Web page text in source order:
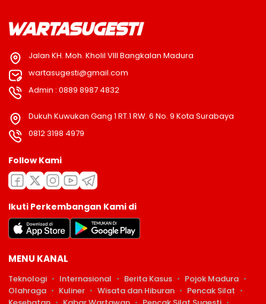
Jalan KH. Moh. Kholil VIII Bangkalan Madura
wartasugesti@gmail.com
Admin : 0889 8987 4832
Dukuh Kuwukan Gang 1 RT.1 RW. 6 No. 9 Kota Surabaya
0812 3198 4979
Follow Kami
Ikuti Perkembangan Kami di
MENU KANAL
Teknologi Internasional Berita Kasus
Pojok Madura
Olahraga
Kuliner Wisata dan Hiburan
Pencak Silat